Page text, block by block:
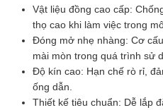
Vật liệu đồng cao cấp:
thọ cao khi làm việc trong
Đóng mở nhẹ nhàng: Cơ
mài mòn trong quá trình sử
Độ kín cao: Hạn chế rò rỉ,
ống dẫn.
Thiết kế tiêu chuẩn: Dễ lắp